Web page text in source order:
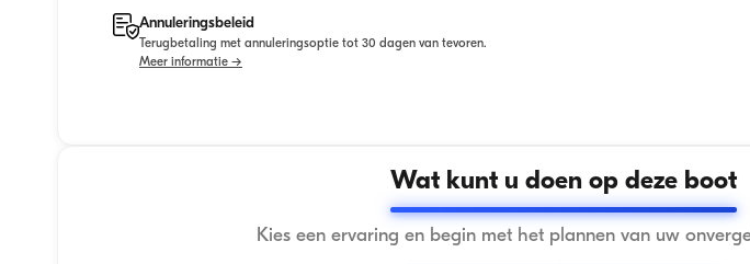
Annuleringsbeleid
Terugbetaling met annuleringsoptie tot 30 dagen van tevoren.
Meer informatie →
Wat kunt u doen op deze boot
Kies een ervaring en begin met het plannen van uw